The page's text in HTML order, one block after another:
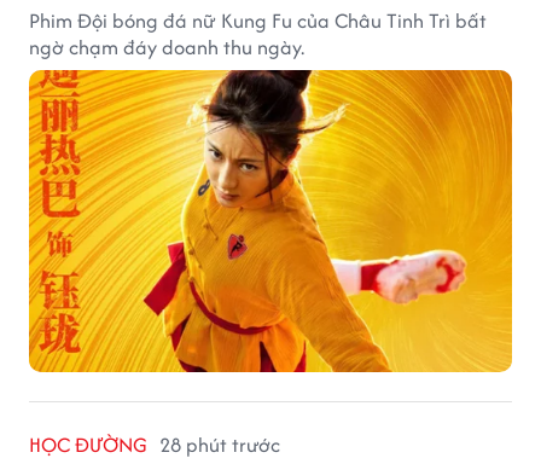
Phim Đội bóng đá nữ Kung Fu của Châu Tinh Trì bất
ngờ chạm đáy doanh thu ngày.
HỌC ĐƯỜNG 28 phút trước